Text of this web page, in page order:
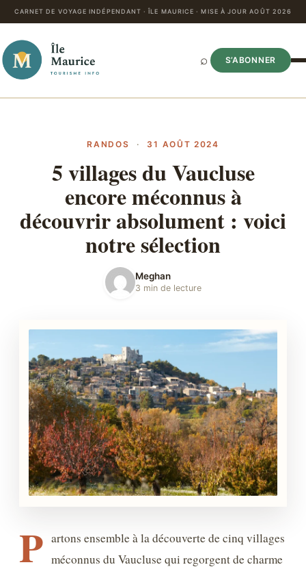
CARNET DE VOYAGE INDÉPENDANT · ÎLE MAURICE · MISE À JOUR AOÛT 2026
⌕ S’ABONNER
RANDOS · 31 AOÛT 2024
5 villages du Vaucluse
encore méconnus à
découvrir absolument : voici
notre sélection
Meghan
3 min de lecture
P artons ensemble à la découverte de cinq villages
méconnus du Vaucluse qui regorgent de charme